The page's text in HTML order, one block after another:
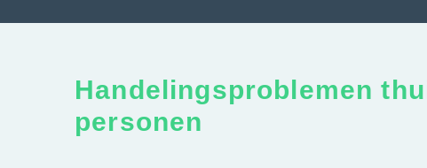
Handelingsproblemen
personen